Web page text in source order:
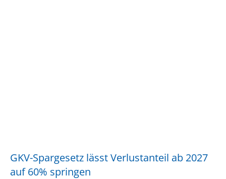
GKV-Spargesetz lässt Verlustanteil ab 2027
auf 60% springen